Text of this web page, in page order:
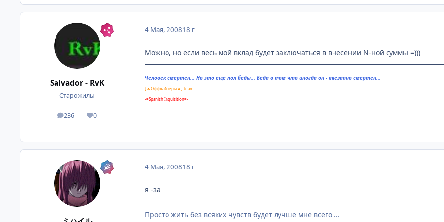
Salvador - RvK
Старожилы
236
посты 0
Репутация
4 Мая, 200818 г
Можно, но если весь мой вклад будет заключаться в внесении N-ной суммы =)))
Человек смертен... Но это ещё пол беды... Беда в том что иногда он - внезапно смертен...
[ ♣ Оффлайнеры ♣ ] team
-=Spanish Inquisition=-
4 Мая, 200818 г
я -за
Просто жить без всяких чувств будет лучше мне всего....